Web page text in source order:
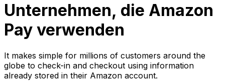
Unternehmen, die Amazon
Pay verwenden
It makes simple for millions of customers around the
globe to check-in and checkout using information
already stored in their Amazon account.